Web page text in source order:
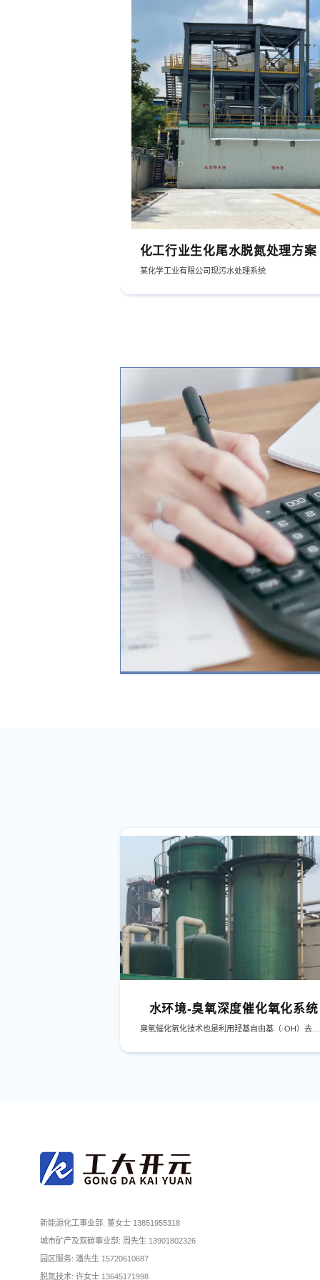
化工行业生化尾水脱氮处理方案
某化学工业有限公司现污水处理系统
水环境-臭氧深度催化氧化系统
臭氧催化氧化技术也是利用羟基自由基（·OH）去除废水中难降解有机物。臭氧在催化剂的作用下产生羟基自由基（·OH，hydroxyl free radical）的氧化过程，属于高级氧化过程，又称高级氧化技术（advancedoxidation technol- ogy）。
新能源化工事业部: 董女士 13851955318
城市矿产及双碳事业部: 周先生 13901802326
园区服务: 潘先生 15720610687
脱氮技术: 许女士 13645171998